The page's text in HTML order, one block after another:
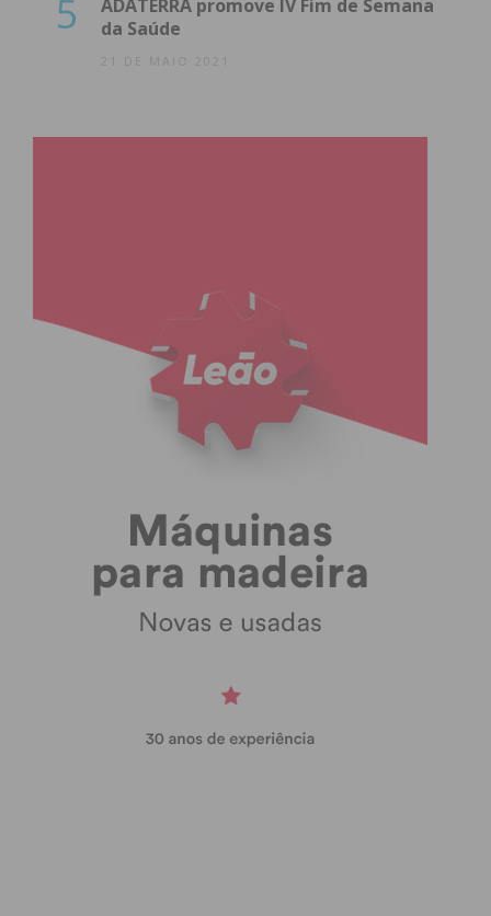
5
ADATERRA promove IV Fim de Semana
da Saúde
21 DE MAIO 2021